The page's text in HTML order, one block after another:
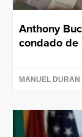
Anthony
condado de
MANUEL DURAN